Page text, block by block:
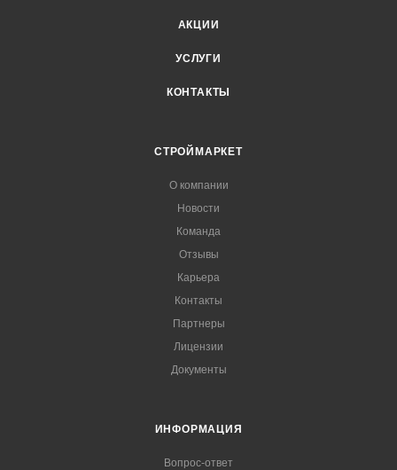
АКЦИИ
УСЛУГИ
КОНТАКТЫ
СТРОЙМАРКЕТ
О компании
Новости
Команда
Отзывы
Карьера
Контакты
Партнеры
Лицензии
Документы
ИНФОРМАЦИЯ
Вопрос-ответ